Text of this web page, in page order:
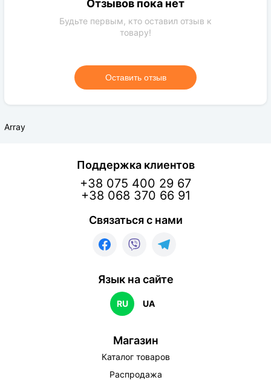
Отзывов пока нет
Будьте первым, кто оставил отзыв к
товару!
Оставить отзыв
Array
Поддержка клиентов
+38 075 400 29 67
+38 068 370 66 91
Связаться с нами
Язык на сайте
RU UA
Магазин
Каталог товаров
Распродажа